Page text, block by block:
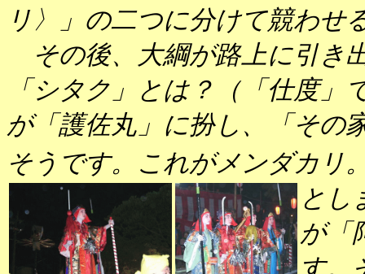
リ〉」の二つに分けて競わせ
その後、大綱が路上に引き
「シタク」とは？（「仕度
が「護佐丸」に扮し、「その
そうです。これがメンダカリ
とし
が「
す。